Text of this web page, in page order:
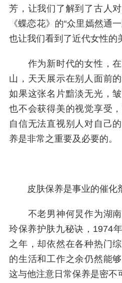
芳，让我们了解到了古人
《蝶恋花》的“众里嫣然通
也让我们看到了近代女性的
作为新时代的女性，在
山，天天展示在别人面前
如果这张名片黯淡无光，
也不会获得美的视觉享受
自信无法直视别人对自己
养是非常之重要及必要的。
皮肤保养是事业的催化
不老男神何炅作为湖南
玲保养护肤九秘诀，1974
之年，却依然在各种热门
的生活和工作之余仍然能
这与他注意日常保养是密不